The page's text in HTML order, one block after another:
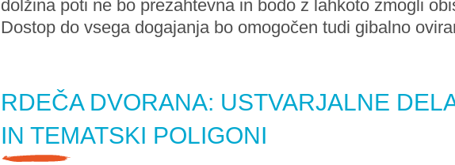
dolžina poti ne bo prezahtevna in bodo z lahkoto zmogli
Dostop do vsega dogajanja bo omogočen tudi gibalno
RDEČA DVORANA: USTVARJALNE
IN TEMATSKI POLIGONI